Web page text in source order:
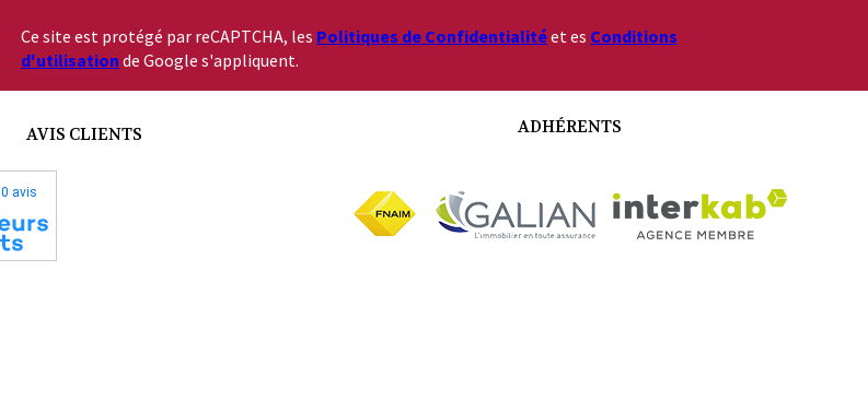
Ce site est protégé par reCAPTCHA, les Politiques de Confidentialitéet es Conditions
d'utilisation de Google s'appliquent.
AVIS CLIENTS
0 avis
ADHÉRENTS